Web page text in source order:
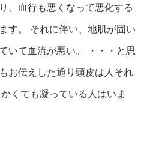
、血行も悪くなって悪化する
す。
それに伴い、地肌が固い
いて血流が悪い。
・・・と思
お伝えした通り頭皮は人それ
くても凝っている人はいま